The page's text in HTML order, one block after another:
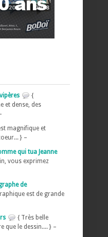
{
et dense, des
magnifique et
} –
qui tua Jeanne
vous exprimez
de
est de grande
{ Très belle
que le dessin.... } –